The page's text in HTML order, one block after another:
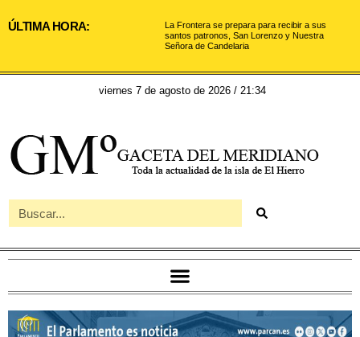
ÚLTIMA HORA:
La Frontera se prepara para recibir a sus
santos patronos, San Lorenzo y Nuestra
Señora de Candelaria
viernes 7 de agosto de 2026 / 21:34